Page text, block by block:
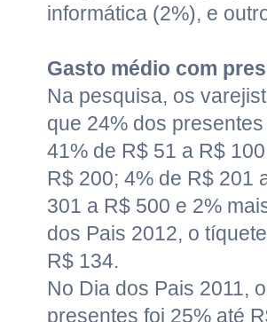
informática (2%), e
Gasto médio com
Na pesquisa, os
que 24% dos
41% de R$ 51 a R$
R$ 200; 4% de R$ 201
301 a R$ 500 e 2%
dos Pais 2012, o
R$ 134.
No Dia dos Pais 2011,
presentes foi 25% até